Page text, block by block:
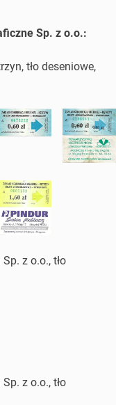
Sp. z o.o.:
tło deseniowe,
z o.o., tło
z o.o., tło